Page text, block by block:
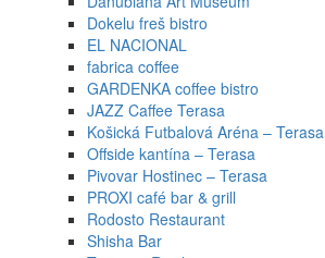
Dokelu freš bistro
EL NACIONAL
fabrica coffee
GARDENKA coffee bistro
JAZZ Caffee Terasa
Košická Futbalová Aréna – Terasa
Offside kantína – Terasa
Pivovar Hostinec – Terasa
PROXI café bar & grill
Rodosto Restaurant
Shisha Bar